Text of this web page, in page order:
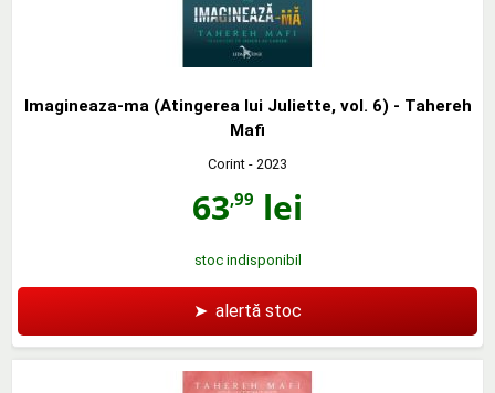
Imagineaza-ma (Atingerea lui Juliette, vol. 6) - Tahereh
Mafi
Corint - 2023
63,99 lei
stoc indisponibil
➤ alertă stoc